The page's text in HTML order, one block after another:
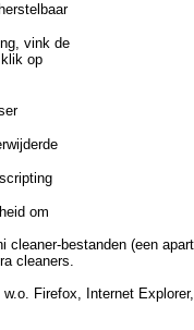
vink de
op
om
bestanden (een
cleaners.
Firefox, Internet